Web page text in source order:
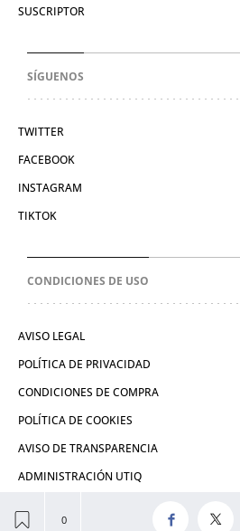
SUSCRIPTOR
SÍGUENOS
TWITTER
FACEBOOK
INSTAGRAM
TIKTOK
CONDICIONES DE USO
AVISO LEGAL
POLÍTICA DE PRIVACIDAD
CONDICIONES DE COMPRA
POLÍTICA DE COOKIES
AVISO DE TRANSPARENCIA
ADMINISTRACIÓN UTIQ